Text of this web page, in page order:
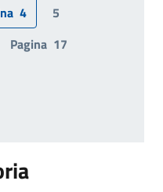
4
5
Pagina 17